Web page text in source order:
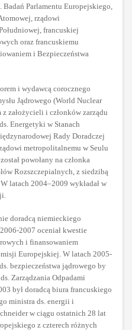
Parlamentu Europejskiego,
rządowi
francuskiej
oraz francuskiemu
i Bezpieczeństwa
i wydawcą corocznego
Jądrowego (World Nuclear
założycieli i członków zarządu
Energetyki w Stanach
Rady Doradczej
metropolitalnemu w Seulu
powołany na członka
Rozszczepialnych, z siedzibą
latach 2004–2009 wykładał w
doradcą niemieckiego
2007 oceniał kwestie
i finansowaniem
Europejskiej. W latach 2005-
bezpieczeństwa jądrowego by
Zarządzania Odpadami
był doradcą biura francuskiego
ministra ds. energii i
w ciągu ostatnich 28 lat
z czterech różnych